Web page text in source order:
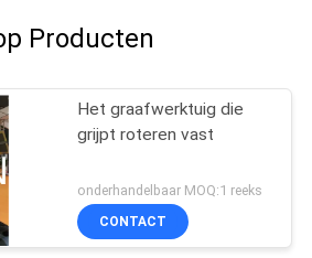
Producten
Het graafwerktuig die
grijpt roteren vast
onderhandelbaar MOQ:1 reeks
CONTACT